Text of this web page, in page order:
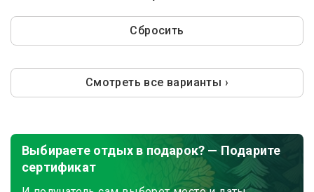
Сбросить
Смотреть все варианты ›
Выбираете отдых в подарок? — Подарите
сертификат